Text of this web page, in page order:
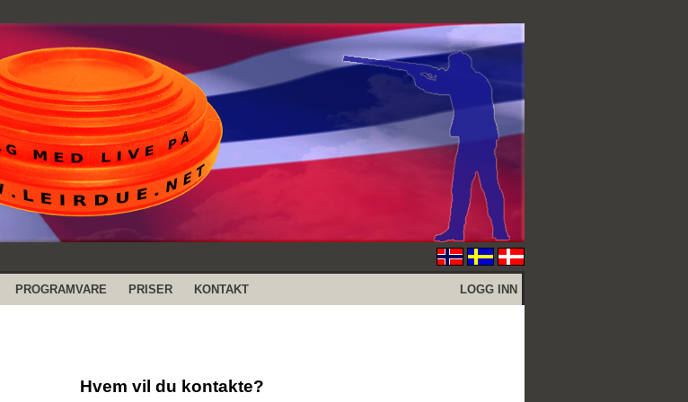
PROGRAMVARE PRISER KONTAKT LOGG INN
Hvem vil du kontakte?